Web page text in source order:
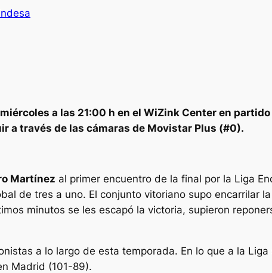
a las 21:00 h en el WiZink Center en
a través de las cámaras de Movistar Plus (#0).
Martínez al primer encuentro de la final por la Liga
de tres a uno. El conjunto vitoriano supo encarrilar
minutos se les escapó la victoria, supieron
a lo largo de esta temporada. En lo que a la
Madrid (101-89).